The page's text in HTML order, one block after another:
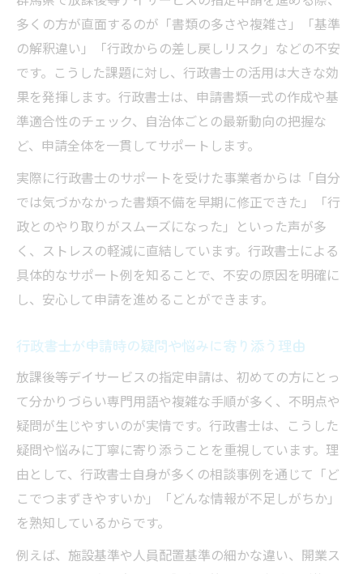
多くの方が直面するのが「書類の多さや複雑さ」「基準
の解釈違い」「行政からの差し戻しリスク」などの不安
です。こうした課題に対し、行政書士の活用は大きな効
果を発揮します。行政書士は、申請書類一式の作成や基
準適合性のチェック、自治体ごとの最新動向の把握な
ど、申請全体を一貫してサポートします。
実際に行政書士のサポートを受けた事業者からは「自分
では気づかなかった書類不備を早期に修正できた」「行
政とのやり取りがスムーズになった」といった声が多
く、ストレスの軽減に直結しています。行政書士による
具体的なサポート例を知ることで、不安の原因を明確に
し、安心して申請を進めることができます。
行政書士が申請時の疑問や悩みに寄り添う理由
放課後等デイサービスの指定申請は、初めての方にとっ
て分かりづらい専門用語や複雑な手順が多く、不明点や
疑問が生じやすいのが実情です。行政書士は、こうした
疑問や悩みに丁寧に寄り添うことを重視しています。理
由として、行政書士自身が多くの相談事例を通じて「ど
こでつまずきやすいか」「どんな情報が不足しがちか」
を熟知しているからです。
例えば、施設基準や人員配置基準の細かな違い、開業ス